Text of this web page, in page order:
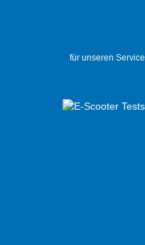
für unseren Service